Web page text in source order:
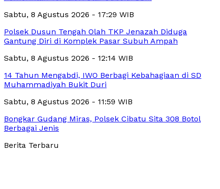
Sabtu, 8 Agustus 2026 - 17:29 WIB
Polsek Dusun Tengah Olah TKP Jenazah Diduga
Gantung Diri di Komplek Pasar Subuh Ampah
Sabtu, 8 Agustus 2026 - 12:14 WIB
14 Tahun Mengabdi, IWO Berbagi Kebahagiaan di SD
Muhammadiyah Bukit Duri
Sabtu, 8 Agustus 2026 - 11:59 WIB
Bongkar Gudang Miras, Polsek Cibatu Sita 308 Botol
Berbagai Jenis
Berita Terbaru